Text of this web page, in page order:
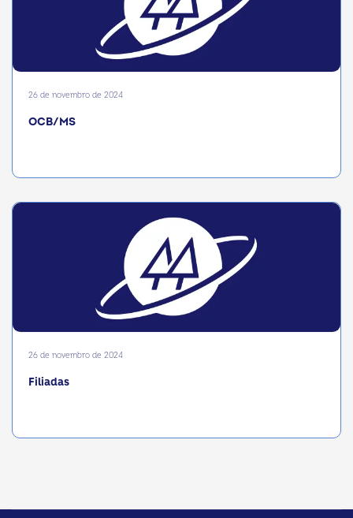
26 de novembro de 2024
OCB/MS
26 de novembro de 2024
Filiadas